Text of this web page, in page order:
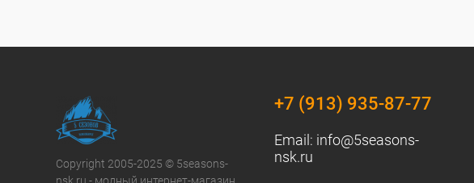
Copyright 2005-2025 © 5seasons-
+7 (913) 935-87-77
Email: info@5seasons-
nsk.ru